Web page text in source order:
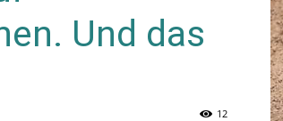
Und das
12